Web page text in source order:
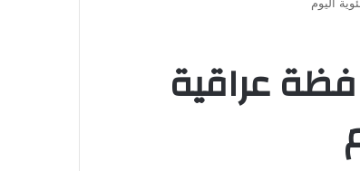
عراقية